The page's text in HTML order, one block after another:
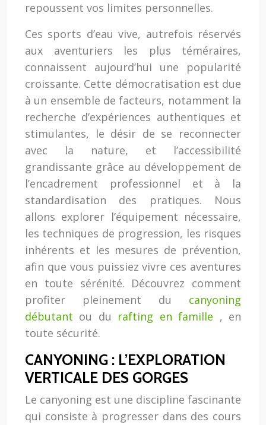
repoussent vos limites personnelles.
Ces sports d’eau vive, autrefois réservés
aux aventuriers les plus téméraires,
connaissent aujourd’hui une popularité
croissante. Cette démocratisation est due
à un ensemble de facteurs, notamment la
recherche d’expériences authentiques et
stimulantes, le désir de se reconnecter
avec la nature, et l’accessibilité
grandissante grâce au développement de
l’encadrement professionnel et à la
standardisation des pratiques. Nous
allons explorer l’équipement nécessaire,
les techniques de progression, les risques
inhérents et les mesures de prévention,
afin que vous puissiez vivre ces aventures
en toute sérénité. Découvrez comment
profiter pleinement du canyoning
débutant ou du rafting en famille , en
toute sécurité.
CANYONING : L’EXPLORATION
VERTICALE DES GORGES
Le canyoning est une discipline fascinante
qui consiste à progresser dans des cours